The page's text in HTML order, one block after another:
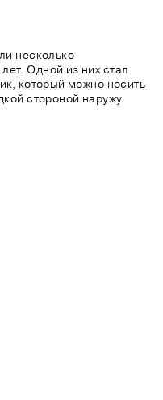
несколько
Одной из них стал
который можно носить
стороной наружу.